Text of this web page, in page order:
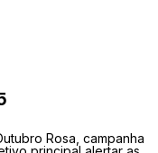
Rosa, campanha